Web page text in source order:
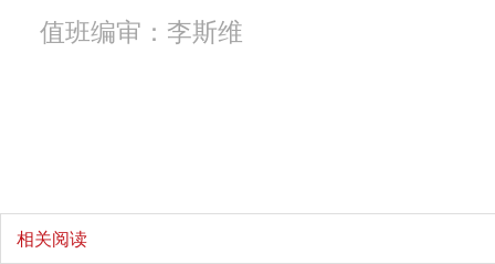
值班编审：李斯维
相关阅读